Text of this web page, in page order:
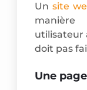
Un site
utilisateur
doit pas
Une